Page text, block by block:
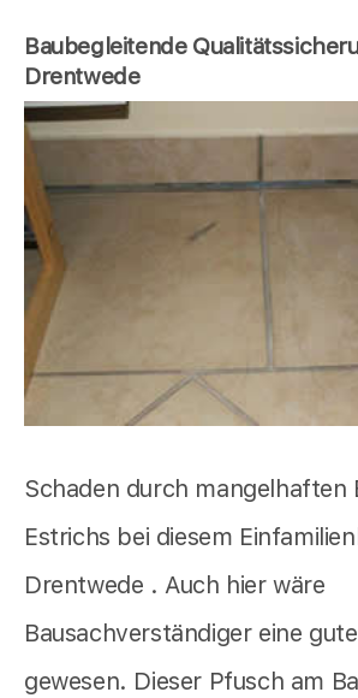
Baubegleitende
Drentwede
Schaden durch mangelhaften
Estrichs bei diesem
Drentwede . Auch hier wäre
Bausachverständiger eine
gewesen. Dieser Pfusch am